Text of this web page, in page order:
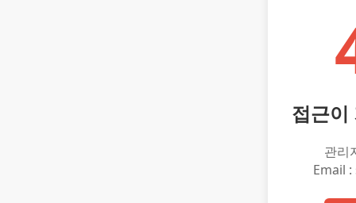
접근이
관리
Email